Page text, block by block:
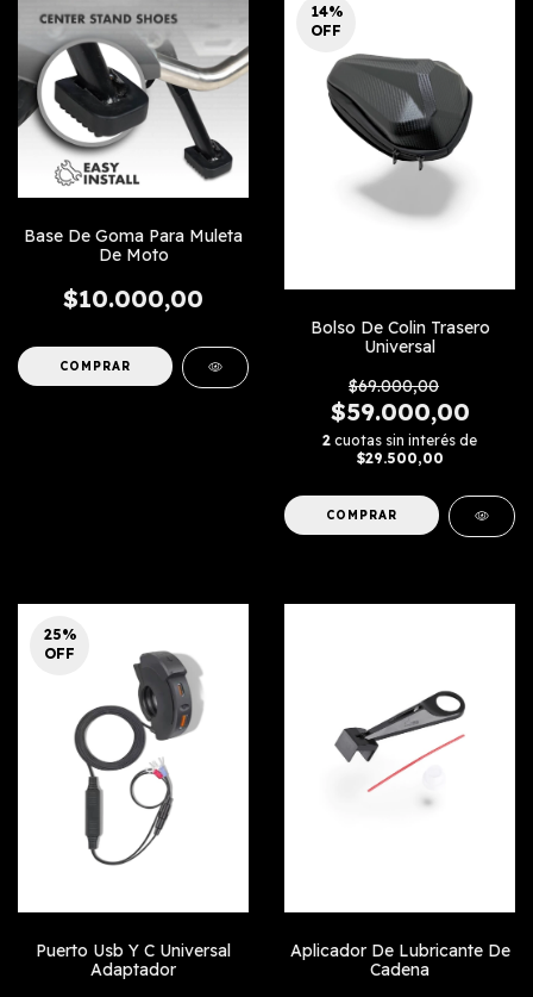
Base De Goma Para Muleta
De Moto
$10.000,00
14%
OFF
Bolso De Colin Trasero
Universal
$69.000,00
$59.000,00
2 cuotas sin interés de
$29.500,00
25%
OFF
Puerto Usb Y C Universal
Adaptador
Aplicador De Lubricante De
Cadena